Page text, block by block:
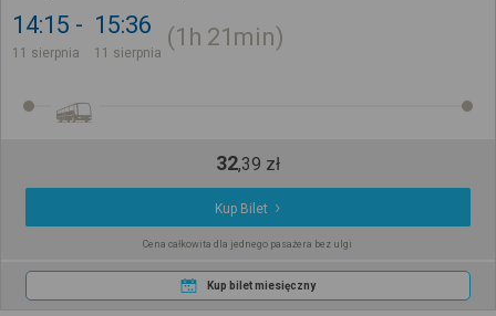
14:15
11 sierpnia
15:36
11 sierpnia
1h 21min
32,39 zł
Kup Bilet
Cena całkowita dla jednego pasażera bez ulgi
Kup bilet miesięczny